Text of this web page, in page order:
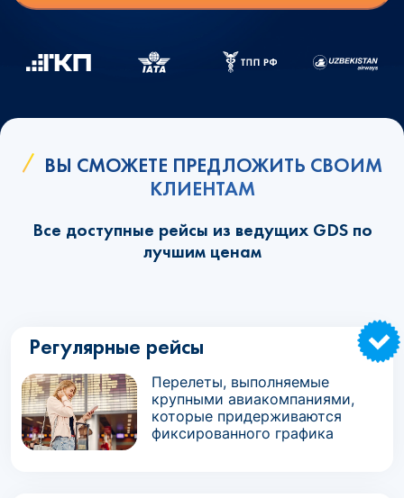
ВЫ СМОЖЕТЕ ПРЕДЛОЖИТЬ СВОИМ
КЛИЕНТАМ
Все доступные рейсы из ведущих GDS по
лучшим ценам
Регулярные рейсы
Перелеты, выполняемые
крупными авиакомпаниями,
которые придерживаются
фиксированного графика